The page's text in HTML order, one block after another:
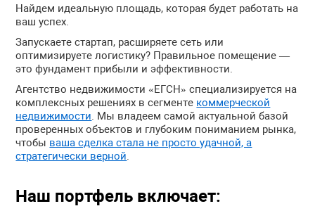
Найдем идеальную площадь, которая будет работать на
ваш успех.
Запускаете стартап, расширяете сеть или
оптимизируете логистику? Правильное помещение —
это фундамент прибыли и эффективности.
Агентство недвижимости «ЕГСН» специализируется на
комплексных решениях в сегменте коммерческой
недвижимости. Мы владеем самой актуальной базой
проверенных объектов и глубоким пониманием рынка,
чтобы ваша сделка стала не просто удачной, а
стратегически верной.
Наш портфель включает: